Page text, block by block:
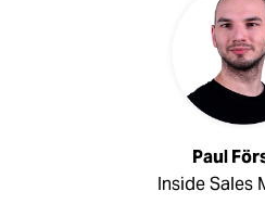
Paul
Inside Sales